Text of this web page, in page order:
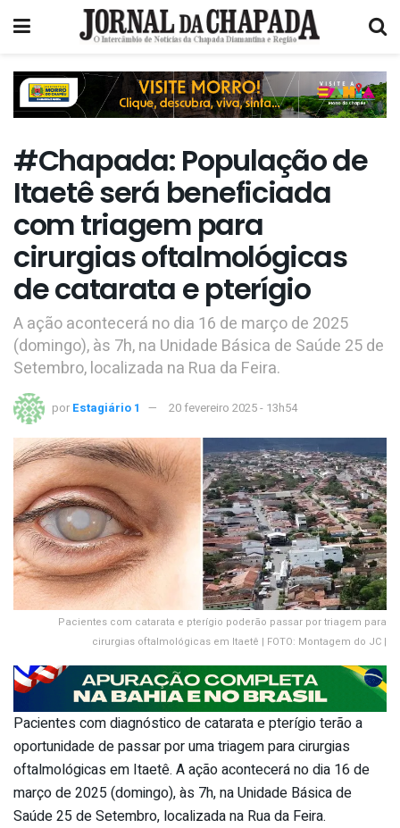
#Chapada: População de
Itaetê será beneficiada
com triagem para
cirurgias oftalmológicas
de catarata e pterígio
A ação acontecerá no dia 16 de março de 2025
(domingo), às 7h, na Unidade Básica de Saúde 25 de
Setembro, localizada na Rua da Feira.
por Estagiário 1 20 fevereiro 2025 - 13h54
Pacientes com catarata e pterígio poderão passar por triagem para
cirurgias oftalmológicas em Itaetê | FOTO: Montagem do JC |
Pacientes com diagnóstico de catarata e pterígio terão a
oportunidade de passar por uma triagem para cirurgias
oftalmológicas em Itaetê. A ação acontecerá no dia 16 de
março de 2025 (domingo), às 7h, na Unidade Básica de
Saúde 25 de Setembro, localizada na Rua da Feira.